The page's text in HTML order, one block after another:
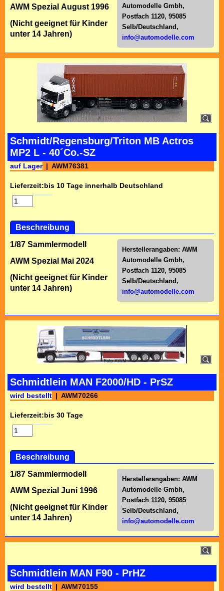
Automodelle Gmbh,
Postfach 1120, 95085
Selb/Deutschl and,
info@automodelle.com
AWM Spezial August 1996
(Nicht geeignet für Kinder
unter 14 Jahren)
Schmidt/Regensburg/Triton MB Actros
MP2 L - 40´Co.-SZ
auf Lager AWM76381
Lieferzeit:bis 10 Tage innerhalb Deutschland
Beschreibung
Herstellerangaben: AWM
Automodelle Gmbh,
Postfach 1120, 95085
Selb/Deutschl and,
info@automodelle.com
1/87 Sammlermodell
AWM Spezial Mai 2024
(Nicht geeignet für Kinder
unter 14 Jahren)
Schmidtlein MAN F2000/HD - PrSZ
wird bestellt AWM70266
Lieferzeit:bis 30 Tage
Beschreibung
Herstellerangaben: AWM
Automodelle Gmbh,
Postfach 1120, 95085
Selb/Deutschl and,
info@automodelle.com
1/87 Sammlermodell
AWM Spezial Juni 1996
(Nicht geeignet für Kinder
unter 14 Jahren)
Schmidtlein MAN F90 - PrHZ
wird bestellt AWM70155